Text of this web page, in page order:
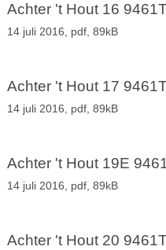
Achter 't Hout 16
14 juli 2016, pdf, 89kB
Achter 't Hout 17
14 juli 2016, pdf, 89kB
Achter 't Hout 19E
14 juli 2016, pdf, 89kB
Achter 't Hout 20